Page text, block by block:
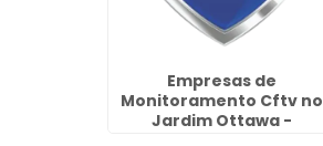
Empresas de
Monitoramento Cftv no
Jardim Ottawa -